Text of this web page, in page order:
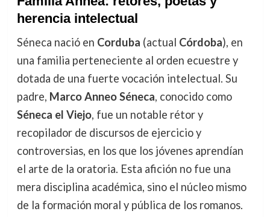
herencia intelectual
Séneca nació en Corduba (actual Córdoba), en
una familia perteneciente al orden ecuestre y
dotada de una fuerte vocación intelectual. Su
padre, Marco Anneo Séneca, conocido como
Séneca el Viejo, fue un notable rétor y
recopilador de discursos de ejercicio y
controversias, en los que los jóvenes aprendían
el arte de la oratoria. Esta afición no fue una
mera disciplina académica, sino el núcleo mismo
de la formación moral y pública de los romanos.